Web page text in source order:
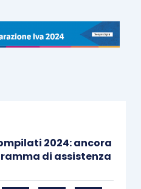
2024: ancora
di assistenza